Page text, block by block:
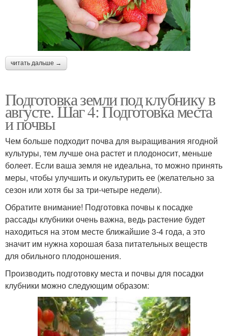
читать дальше →
Подготовка земли под клубнику в
августе. Шаг 4: Подготовка места
и почвы
Чем больше подходит почва для выращивания ягодной
культуры, тем лучше она растет и плодоносит, меньше
болеет. Если ваша земля не идеальна, то можно принять
меры, чтобы улучшить и окультурить ее (желательно за
сезон или хотя бы за три-четыре недели).
Обратите внимание! Подготовка почвы к посадке
рассады клубники очень важна, ведь растение будет
находиться на этом месте ближайшие 3-4 года, а это
значит им нужна хорошая база питательных веществ
для обильного плодоношения.
Производить подготовку места и почвы для посадки
клубники можно следующим образом: